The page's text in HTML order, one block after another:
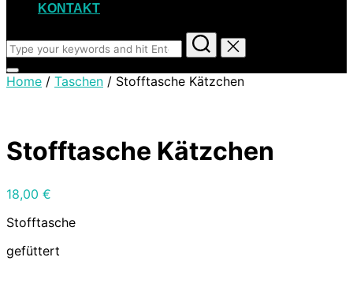
KONTAKT
Search
for:
Toggle
sidebar
Home / Taschen / Stofftasche Kätzchen
Stofftasche Kätzchen
18,00 €
Stofftasche
gefüttert